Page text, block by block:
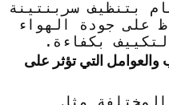
بتنظيف سربنتينة
على جودة الهواء
بكفاءة.
والعوامل التي تؤثر على
مثل